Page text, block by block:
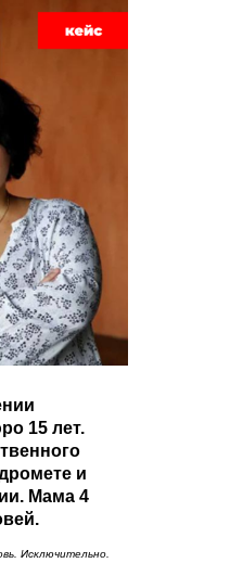
15 лет.
и
Мама 4
Исключительно.